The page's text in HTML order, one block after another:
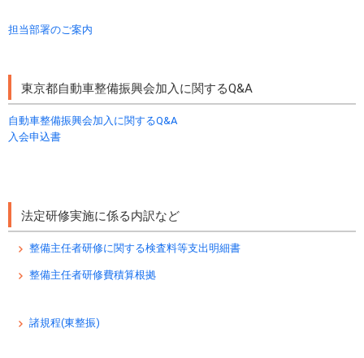
担当部署のご案内
東京都自動車整備振興会​加入に関するQ&A
自動車整備振興会加入に関するQ&A
入会申込書​
法定研修実施に係る内訳など
整備主任者研修に関する検査料等支出明細書
整備主任者研修費積算根拠
諸規程(東整振)